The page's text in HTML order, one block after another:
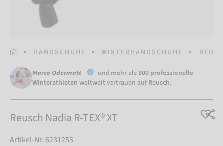
STARTSEITEHANDSCHUHE WINTERHANDSCHUHE
Marco Odermatt und mehr als500 professionelle
Winterathleten weltweit vertrauen auf Reusch.
Reusch Nadia R-TEX® XT
Artikel-Nr. 6231253